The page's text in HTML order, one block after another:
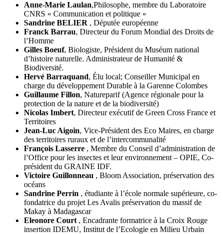
Anne-Marie Laulan,Philosophe, membre du Laboratoire
CNRS « Communication et politique »
Sandrine BELIER , Députée européenne
Franck Barrau, Directeur du Forum Mondial des Droits de
l’Homme
Gilles Boeuf, Biologiste, Président du Muséum national
d’histoire naturelle. Administrateur de Humanité &
Biodiversité.
Hervé Barraquand, Élu local; Conseiller Municipal en
charge du développement Durable à la Garenne Colombes
Guillaume Fillon, Natureparif (Agence régionale pour la
protection de la nature et de la biodiversité)
Nicolas Imbert, Directeur exécutif de Green Cross France et
Territoires
Jean-Luc Aigoin, Vice-Président des Eco Maires, en charge
des territoires ruraux et de l’intercommunalité
François Lasserre , Membre du Conseil d’administration de
l’Office pour les insectes et leur environnement – OPIE, Co-
président du GRAINE IDF.
Victoire Guillonneau , Bloom Association, préservation des
océans
Sandrine Perrin , étudiante à l’école normale supérieure, co-
fondatrice du projet Les Avalis préservation du massif de
Makay à Madagascar
Eleonore Court , Encadrante formatrice à la Croix Rouge
insertion IDEMU, Institut de l’Ecologie en Milieu Urbain